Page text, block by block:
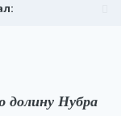
долину Нубра